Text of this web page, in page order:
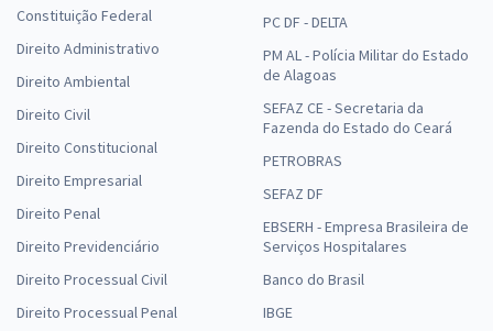
Constituição Federal
Direito Administrativo
Direito Ambiental
Direito Civil
Direito Constitucional
Direito Empresarial
Direito Penal
Direito Previdenciário
Direito Processual Civil
Direito Processual Penal
PC DF - DELTA
PM AL - Polícia Militar do Estado
de Alagoas
SEFAZ CE - Secretaria da
Fazenda do Estado do Ceará
PETROBRAS
SEFAZ DF
EBSERH - Empresa Brasileira de
Serviços Hospitalares
Banco do Brasil
IBGE